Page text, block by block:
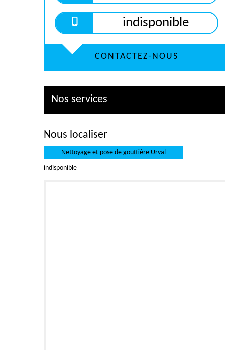
indisponible
CONTACTEZ-NOUS
Nos services
Nous localiser
Nettoyage et pose de gouttière Urval
indisponible